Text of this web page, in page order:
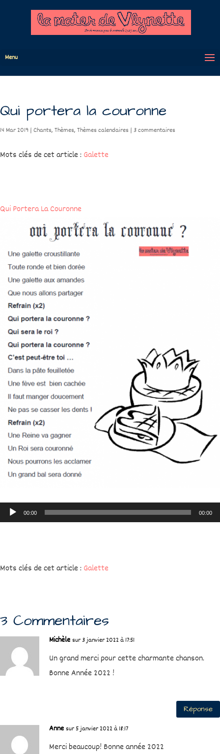
Menu
Qui portera la couronne
14 Mar 2019 | Chants, Thèmes, Thèmes calendaires | 3 commentaires
Mots clés de cet article : Galette
Qui Portera La Couronne
Lecteur
audio
00:00 00:00
Mots clés de cet article : Galette
3 Commentaires
Michèle sur 3 janvier 2022 à 17:51
Un grand merci pour cette charmante chanson.
Bonne Année 2022 !
Réponse
Anne sur 5 janvier 2022 à 18:17
Merci beaucoup! Bonne année 2022